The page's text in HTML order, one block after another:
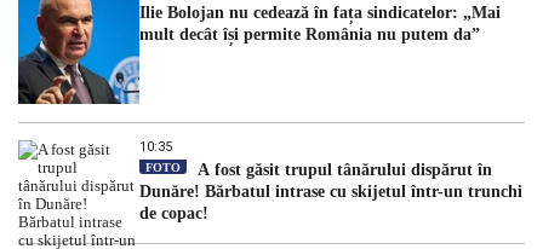
Ilie Bolojan nu cedează în fața sindicatelor: „Mai
mult decât își permite România nu putem da”
10:35
FOTO
A fost găsit trupul tânărului dispărut în
Dunăre! Bărbatul intrase cu skijetul într-un trunchi
de copac!